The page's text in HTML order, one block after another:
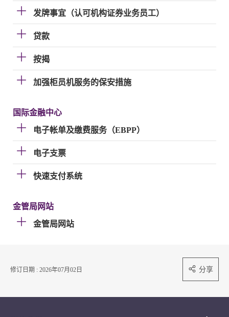
发牌事宜（认可机构证券业务员工）
贷款
按揭
加强柜员机服务的保安措施
国际金融中心
电子帐单及缴费服务（EBPP）
电子支票
快速支付系统
金管局网站
金管局网站
修订日期 : 2026年07月02日 分享